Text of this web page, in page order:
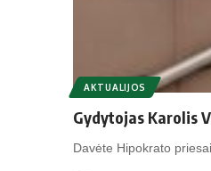
AKTUALIJOS
Gydytojas Karolis
Davėte Hipokrato